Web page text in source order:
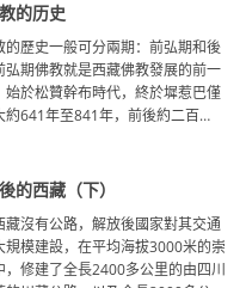
的历史
的歷史一般可分兩期：前弘期和後
弘期佛教就是西藏佛教發展的前一
始於松贊幹布時代，終於墀惹巴僅
約641年至841年，前後約二百
的西藏（下）
藏沒有公路，解放後國家對其交通
規模建設，在平均海拔3000米的崇
，修建了全長2400多公里的由四川